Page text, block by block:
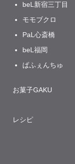
beL新宿三丁目
モモブクロ
PaL心斎橋
beL福岡
ぱふぇんちゅ
お菓子GAKU
レシピ